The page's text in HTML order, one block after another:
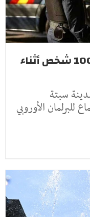
حاكم سبتة: مقتل أكثر من 100 شخص أثناء
سبتة
للبرلمان الأوروبي